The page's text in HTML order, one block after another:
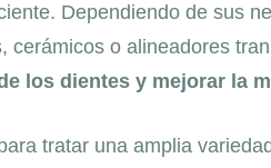
Dependiendo de sus
cerámicos o alineadores
los dientes y mejorar la
tratar una amplia